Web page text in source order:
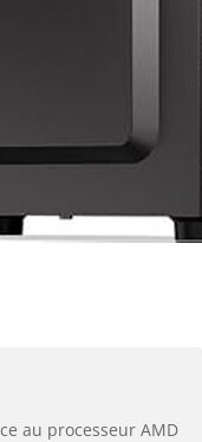
au processeur AMD